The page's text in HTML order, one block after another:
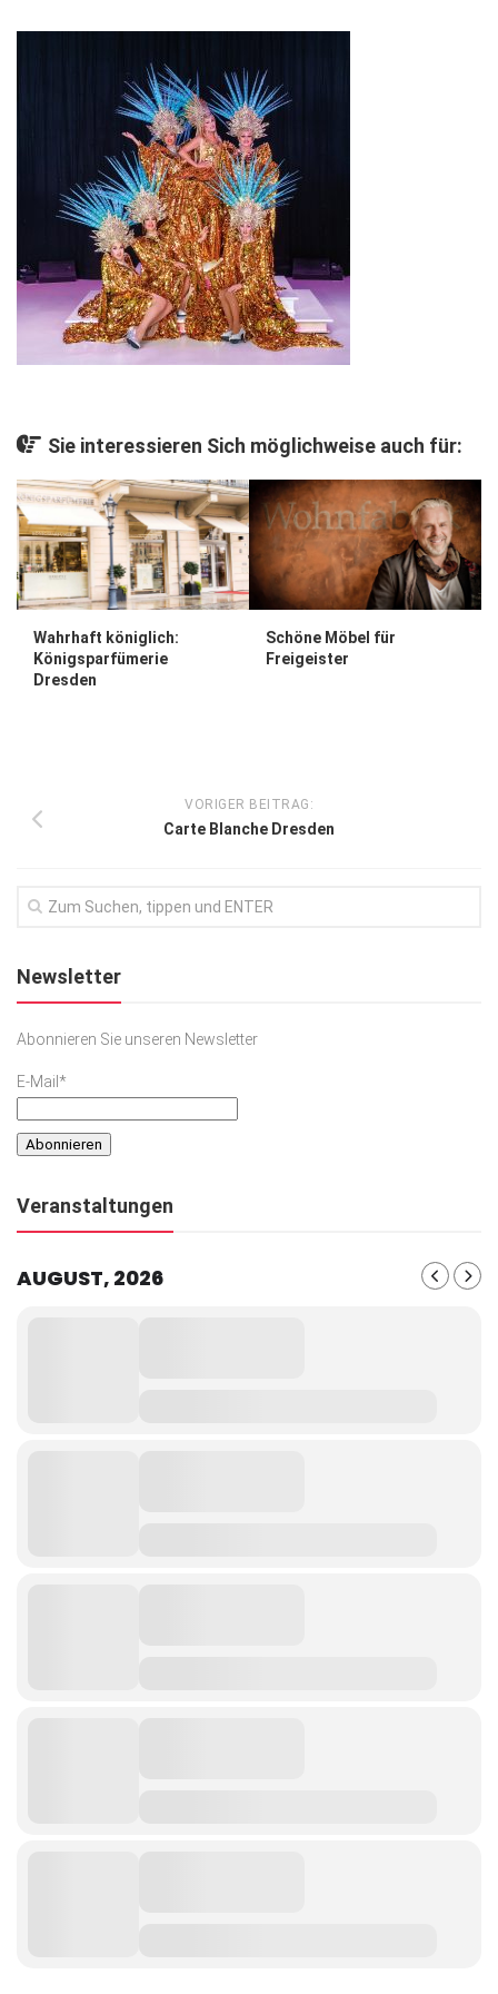
Gesellschaft
Ausflug & Reise
Podcast
Top Branchen
SACHSEN IN PARIS
Sie interessieren Sich möglichweise auch für:
Wahrhaft königlich:
Königsparfümerie
Dresden
Schöne Möbel für
Freigeister
VORIGER BEITRAG:
Carte Blanche Dresden
Newsletter
Abonnieren Sie unseren Newsletter
E-Mail*
Veranstaltungen
AUGUST, 2026